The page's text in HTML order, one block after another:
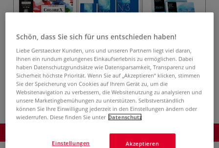
2 Sets
pébéo Colorex
Aquarelltusche
Essentials-Sets
3 Varianten
GERSTAECKER Nº
3 Aquarellblock
I LOVE ART
Aquarellblock
Produkt bestellen
Schön, dass Sie sich für uns entschieden haben!
Liebe Gerstaecker Kunden, uns und unseren Partnern liegt viel daran,
Ihnen ein rundum gelungenes Einkaufserlebnis zu ermöglichen. Dabei
haben Datenschutzgrundsätze wie Datensparsamkeit, Transparenz und
Sicherheit höchste Priorität. Wenn Sie auf „Akzeptieren“ klicken, stimmen
Sie der Speicherung von Cookies auf Ihrem Gerät zu, um die
Websitenavigation zu verbessern, die Websitenutzung zu analysieren und
unsere Marketingbemühungen zu unterstützen. Selbstverständlich
können Sie Ihre Einwilligung jederzeit in den Einstellungen ändern oder
wiederrufen. Diese finden Sie unter Datenschutz
Akzeptieren
Einstellungen